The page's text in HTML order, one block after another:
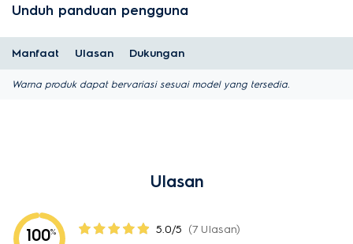
Unduh panduan pengguna
Manfaat Ulasan Dukungan
Warna produk dapat bervariasi sesuai model yang tersedia.
Ulasan
100% 5.0/5 (7 Ulasan)